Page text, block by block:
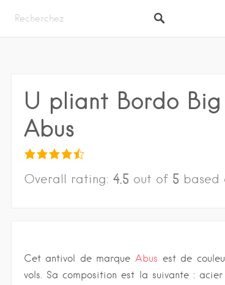
U pliant Bordo Big
Abus
Overall rating: 4.5 out of 5 based
Cet antivol de marqueAbus est de
vols. Sa composition est la suivante :